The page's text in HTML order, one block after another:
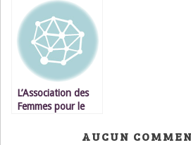
MISS NEIGE
D’IFRANE 2015
L’Association des
Femmes pour le
Rural Lance sonAUCUN